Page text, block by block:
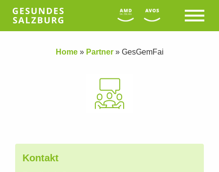
Home» Partner» GesGemFai
Kontakt